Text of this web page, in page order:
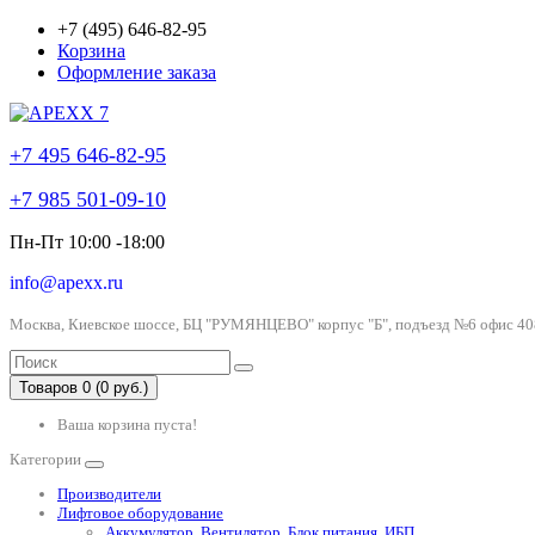
+7 (495) 646-82-95
Корзина
Оформление заказа
+7 495 646-82-95
+7 985 501-09-10
Пн-Пт 10:00 -18:00
info@apexx.ru
Москва, Киевское шоссе, БЦ "РУМЯНЦЕВО" корпус "Б", подъезд №6 офис
Товаров 0 (0 руб.)
Ваша корзина пуста!
Категории
Производители
Лифтовое оборудование